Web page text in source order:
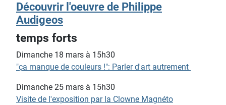
Découvrir l'oeuvre de Philippe
Audigeos
temps forts
Dimanche 18 mars à 15h30
"ça manque de couleurs !": Parler d'art autrement
Dimanche 25 mars à 15h30
Visite de l'exposition par la Clowne Magnéto